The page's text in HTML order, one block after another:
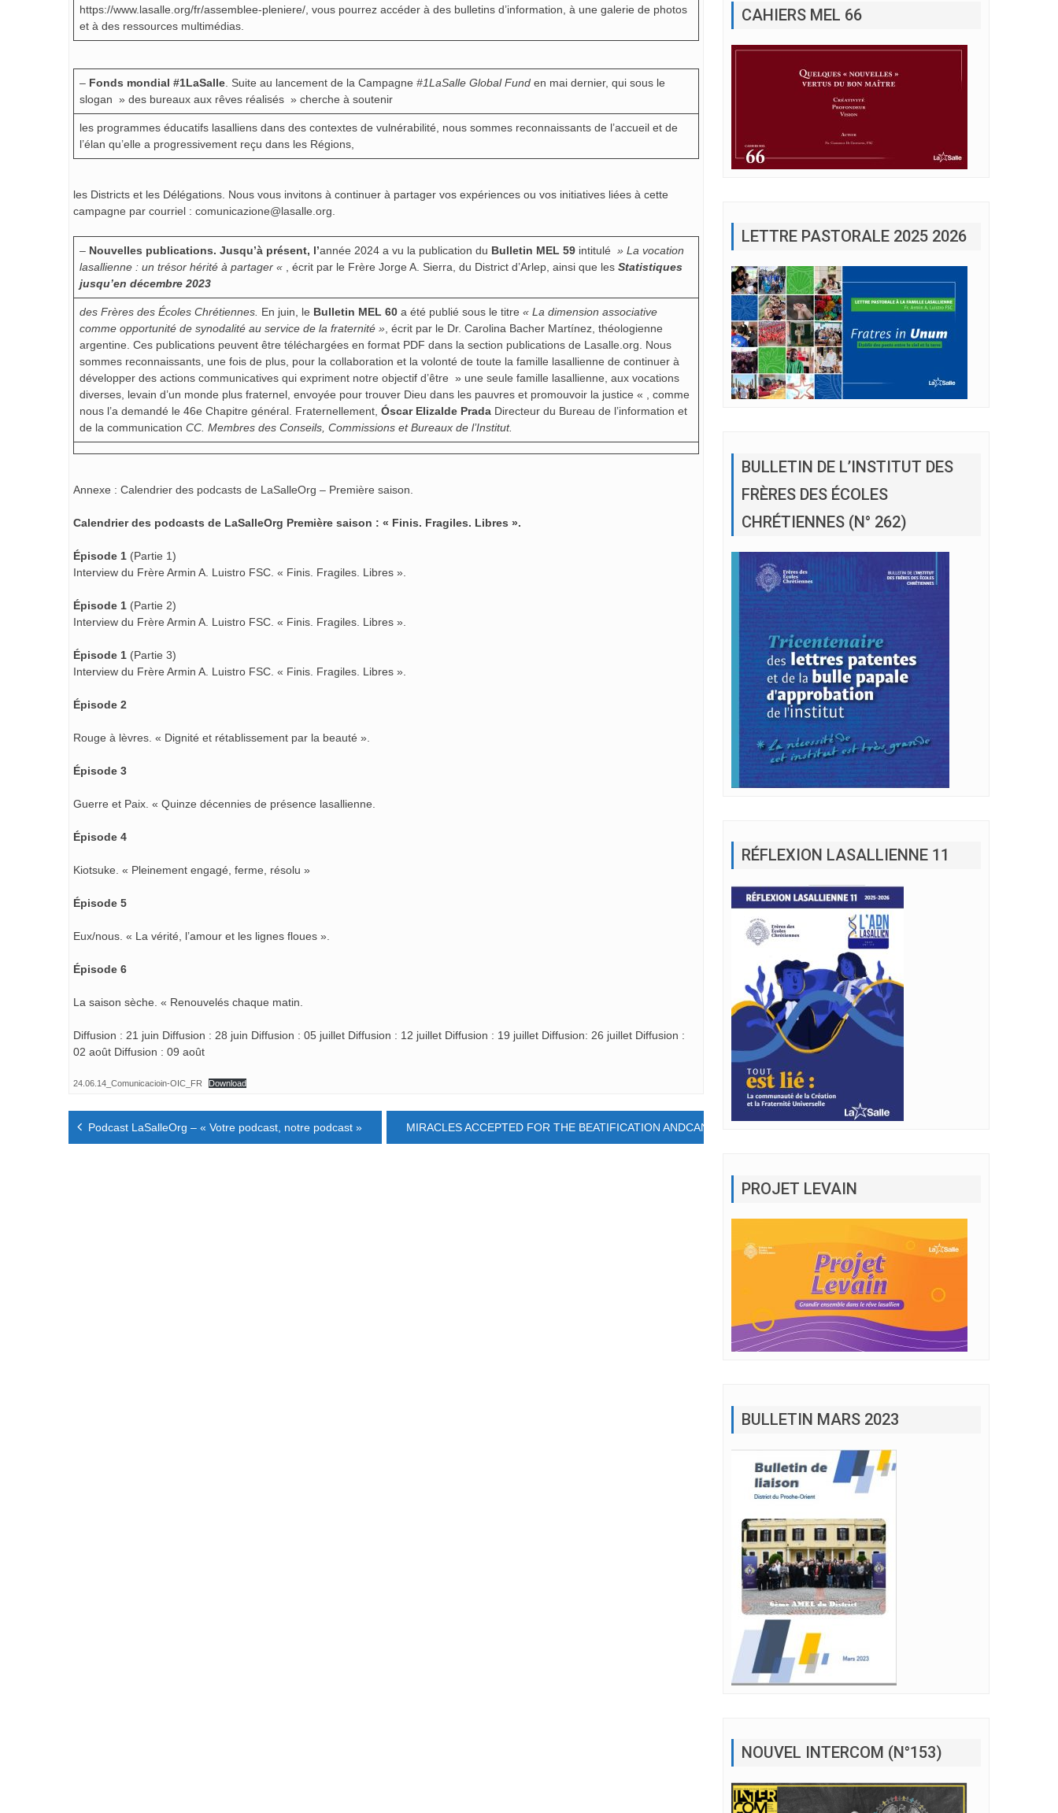
https://www.lasalle.org/fr/assemblee-pleniere/, vous pourrez accéder à des bulletins d’information, à une galerie de photos
et à des ressources multimédias.
– Fonds mondial #1LaSalle . Suite au lancement de la Campagne #1LaSalle Global Fund en mai dernier, qui sous le
slogan » des bureaux aux rêves réalisés » cherche à soutenir
les programmes éducatifs lasalliens dans des contextes de vulnérabilité, nous sommes reconnaissants de l’accueil et de
l’élan qu’elle a progressivement reçu dans les Régions,
les Districts et les Délégations. Nous vous invitons à continuer à partager vos expériences ou vos initiatives liées à cette
campagne par courriel : comunicazione@lasalle.org.
– Nouvelles publications. Jusqu’à présent, l’année 2024 a vu la publication du Bulletin MEL 59 intitulé » La vocation
lasallienne : un trésor hérité à partager «
, écrit par le Frère Jorge A. Sierra, du District d’Arlep, ainsi que les Statistiques
jusqu’en décembre 2023
des Frères des Écoles Chrétiennes. En juin, le Bulletin MEL 60 a été publié sous le titre « La dimension associative
comme opportunité de synodalité au service de la fraternité » , écrit par le Dr. Carolina Bacher Martínez, théologienne
argentine. Ces publications peuvent être téléchargées en format PDF dans la section publications de Lasalle.org. Nous
sommes reconnaissants, une fois de plus, pour la collaboration et la volonté de toute la famille lasallienne de continuer à
développer des actions communicatives qui expriment notre objectif d’être » une seule famille lasallienne, aux vocations
diverses, levain d’un monde plus fraternel, envoyée pour trouver Dieu dans les pauvres et promouvoir la justice « , comme
nous l’a demandé le 46e Chapitre général. Fraternellement, Óscar Elizalde Prada Directeur du Bureau de l’information et
de la communication CC. Membres des Conseils, Commissions et Bureaux de l’Institut.
Annexe : Calendrier des podcasts de LaSalleOrg – Première saison.
Calendrier des podcasts de LaSalleOrg Première saison : « Finis. Fragiles. Libres ».
Épisode 1 (Partie 1)
Interview du Frère Armin A. Luistro FSC. « Finis. Fragiles. Libres ».
Épisode 1 (Partie 2)
Interview du Frère Armin A. Luistro FSC. « Finis. Fragiles. Libres ».
Épisode 1 (Partie 3)
Interview du Frère Armin A. Luistro FSC. « Finis. Fragiles. Libres ».
Épisode 2
Rouge à lèvres. « Dignité et rétablissement par la beauté ».
Épisode 3
Guerre et Paix. « Quinze décennies de présence lasallienne.
Épisode 4
Kiotsuke. « Pleinement engagé, ferme, résolu »
Épisode 5
Eux/nous. « La vérité, l’amour et les lignes floues ».
Épisode 6
La saison sèche. « Renouvelés chaque matin.
Diffusion : 21 juin Diffusion : 28 juin Diffusion : 05 juillet Diffusion : 12 juillet Diffusion : 19 juillet Diffusion: 26 juillet Diffusion :
02 août Diffusion : 09 août
24.06.14_Comunicacioin-OIC_FR Download
Navigation
de
Podcast LaSalleOrg – « Votre podcast, notre podcast » MIRACLES ACCEPTED FOR THE BEATIFICATION ANDCANONISATION OF SAINT JOHN BAPTIST DE LA SALLE-by Br Gerard
FRÈRES DES ÉCOLES
CHRÉTIENNES (N° 262)